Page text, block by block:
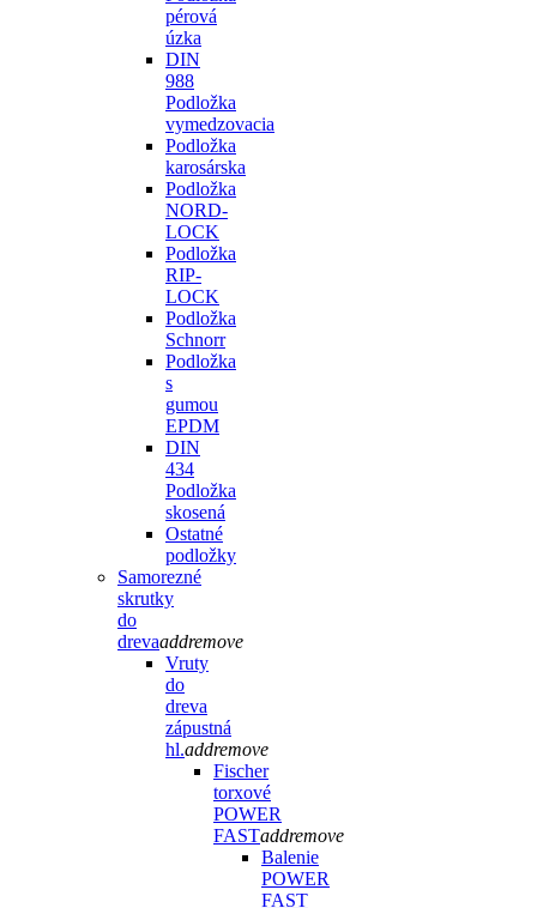
pérová
úzka
DIN
988
Podložka
vymedzovacia
Podložka
karosárska
Podložka
NORD-
LOCK
Podložka
RIP-
LOCK
Podložka
Schnorr
Podložka
s
gumou
EPDM
DIN
434
Podložka
skosená
Ostatné
podložky
Samorezné
skrutky
do
drevaaddremove
Vruty
do
dreva
zápustná
hl.addremove
Fischer
torxové
POWER
FASTaddremove
Balenie
POWER
FAST